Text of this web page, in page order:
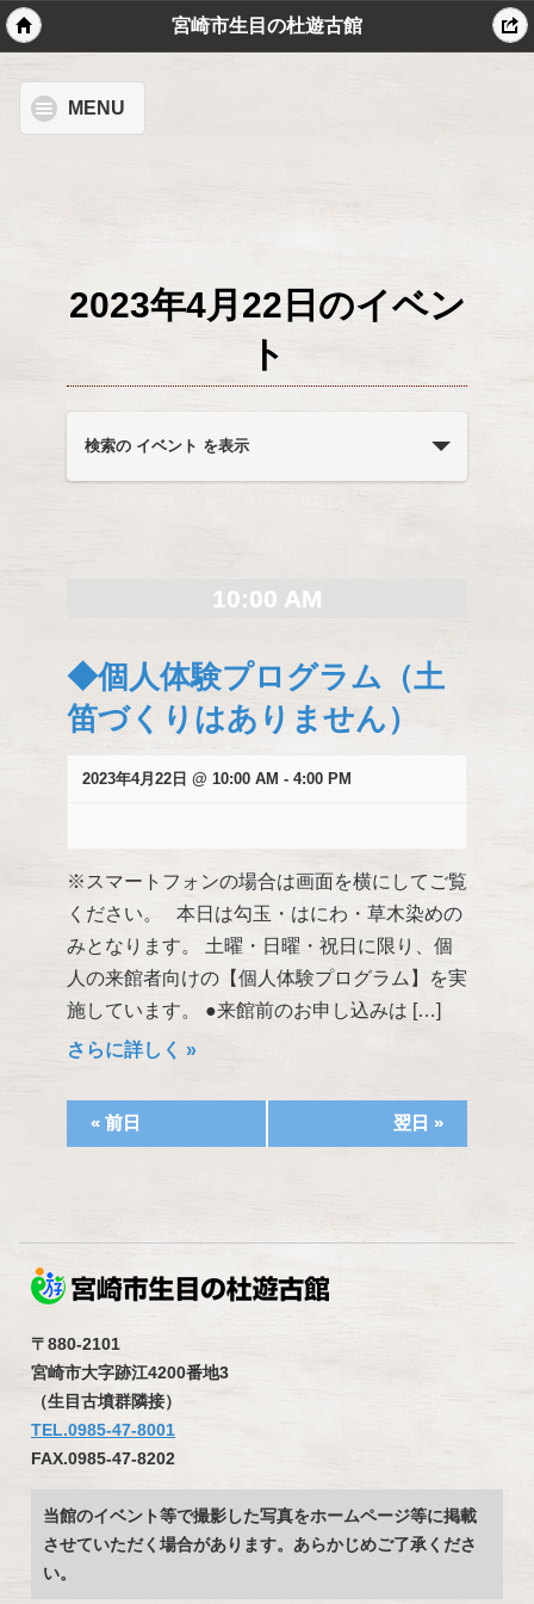
宮崎市生目の杜遊古館
MENU
2023年4月22日のイベン
ト
イ
ベ
ン
ナ
ビ
ゲ
シ
を
表
示
検索の イベント を表示
10:00 AM
◆個人体験プログラム（土
笛づくりはありません）
2023年4月22日 @ 10:00 AM - 4:00 PM
※スマートフォンの場合は画面を横にしてご覧
ください。 本日は勾玉・はにわ・草木染めの
みとなります。 土曜・日曜・祝日に限り、個
人の来館者向けの【個人体験プログラム】を実
施しています。 ●来館前のお申し込みは […]
さらに詳しく »
« 前日 翌日 »
〒880-2101
宮崎市大字跡江4200番地3
（生目古墳群隣接）
TEL.0985-47-8001
FAX.0985-47-8202
当館のイベント等で撮影した写真をホームページ等に掲載
させていただく場合があります。あらかじめご了承くださ
い。